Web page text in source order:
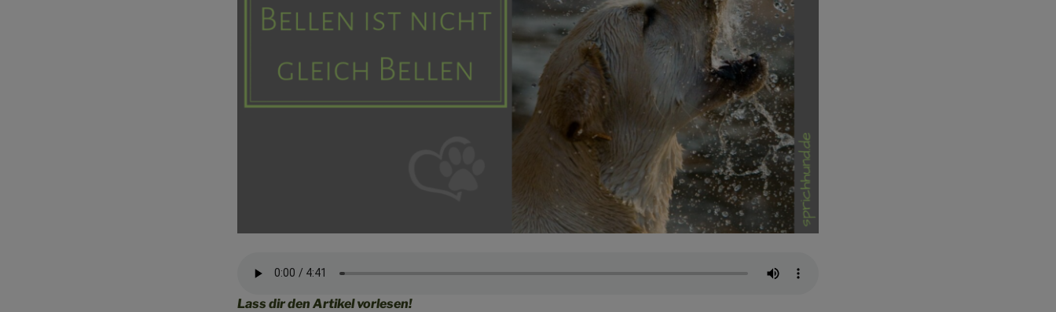
Lass dir den Artikel vorlesen!